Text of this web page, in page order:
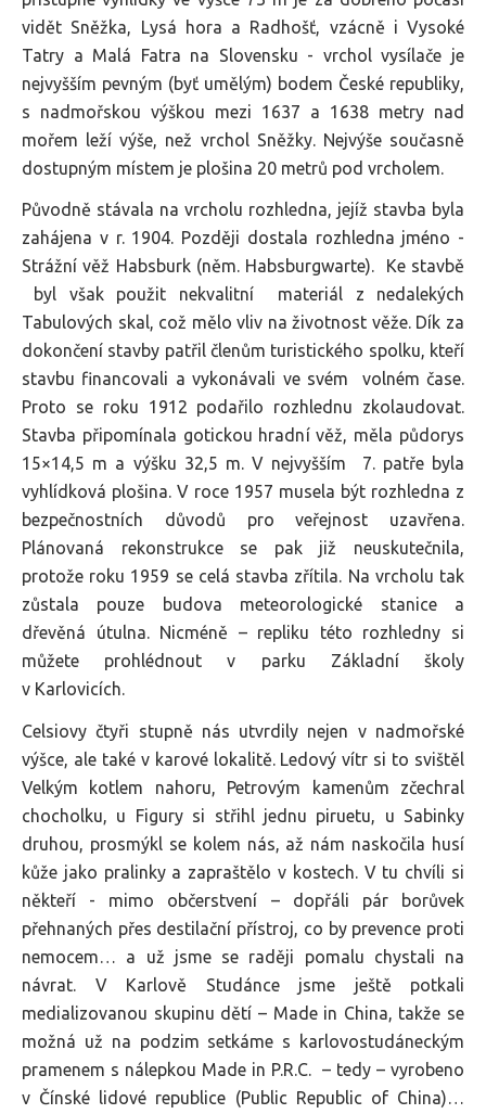
vidět Sněžka, Lysá hora a Radhošť, vzácně i Vysoké
Tatry a Malá Fatra na Slovensku - vrchol vysílače je
nejvyšším pevným (byť umělým) bodem České republiky,
s nadmořskou výškou mezi 1637 a 1638 metry nad
mořem leží výše, než vrchol Sněžky. Nejvýše současně
dostupným místem je plošina 20 metrů pod vrcholem.
Původně stávala na vrcholu rozhledna, jejíž stavba byla
zahájena v r. 1904. Později dostala rozhledna jméno -
Strážní věž Habsburk (něm. Habsburgwarte). Ke stavbě
byl však použit nekvalitní materiál z nedalekých
Tabulových skal, což mělo vliv na životnost věže. Dík za
dokončení stavby patřil členům turistického spolku, kteří
stavbu financovali a vykonávali ve svém volném čase.
Proto se roku 1912 podařilo rozhlednu zkolaudovat.
Stavba připomínala gotickou hradní věž, měla půdorys
15×14,5 m a výšku 32,5 m. V nejvyšším 7. patře byla
vyhlídková plošina. V roce 1957 musela být rozhledna z
bezpečnostních důvodů pro veřejnost uzavřena.
Plánovaná rekonstrukce se pak již neuskutečnila,
protože roku 1959 se celá stavba zřítila. Na vrcholu tak
zůstala pouze budova meteorologické stanice a
dřevěná útulna. Nicméně – repliku této rozhledny si
můžete prohlédnout v parku Základní školy
v Karlovicích.
Celsiovy čtyři stupně nás utvrdily nejen v nadmořské
výšce, ale také v karové lokalitě. Ledový vítr si to svištěl
Velkým kotlem nahoru, Petrovým kamenům zčechral
chocholku, u Figury si střihl jednu piruetu, u Sabinky
druhou, prosmýkl se kolem nás, až nám naskočila husí
kůže jako pralinky a zapraštělo v kostech. V tu chvíli si
někteří - mimo občerstvení – dopřáli pár borůvek
přehnaných přes destilační přístroj, co by prevence proti
nemocem… a už jsme se raději pomalu chystali na
návrat. V Karlově Studánce jsme ještě potkali
medializovanou skupinu dětí – Made in China, takže se
možná už na podzim setkáme s karlovostudáneckým
pramenem s nálepkou Made in P.R.C. – tedy – vyrobeno
v Čínské lidové republice (Public Republic of China)…